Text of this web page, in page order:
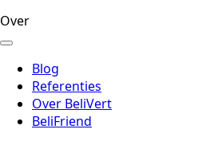
Over
Blog
Referenties
Over BeliVert
BeliFriend